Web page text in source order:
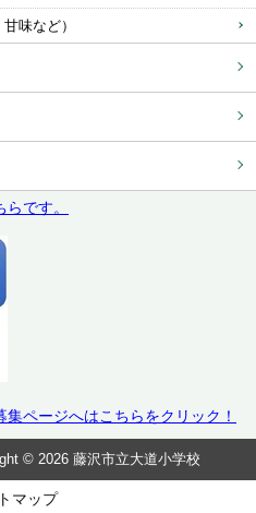
味など）
です。
ページへはこちらをクリック！
© 2026 藤沢市立大道小学校
マップ